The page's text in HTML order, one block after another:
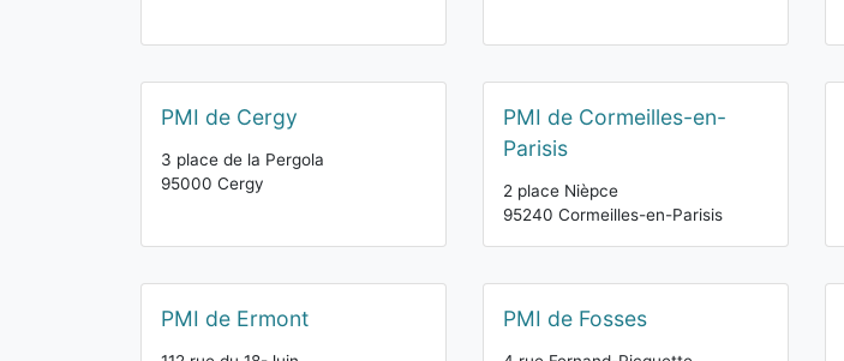
PMI de Cergy
3 place de la Pergola
95000 Cergy
PMI de Cormeilles-en-
Parisis
2 place Nièpce
95240 Cormeilles-en-Parisis
PMI de Ermont PMI de Fosses